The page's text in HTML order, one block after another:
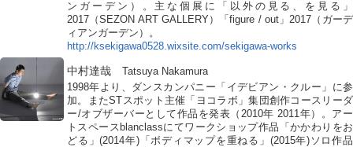
ンガーデン）。主な個展に「以外の見る、を見る」
2017（SEZON ART GALLERY）「figure / out」2017（ガーデ
ィアンガーデン）。
http://ksekigawa0528.wixsite.com/sekigawa-works
中村達哉 Tatsuya Nakamura
1998年より、ダンスカンパニー「イデビアン・クルー」に参
加。またSTスポット主催「ヨコラボ」集団創作コースリーダ
ー/オブザーバーとして作品を発表（2010年 2011年）。アー
トスペースblanclassにてワークショップ作品「かかわりをお
どる」(2014年)「ボディマップを重ねる」(2015年)ソロ作品